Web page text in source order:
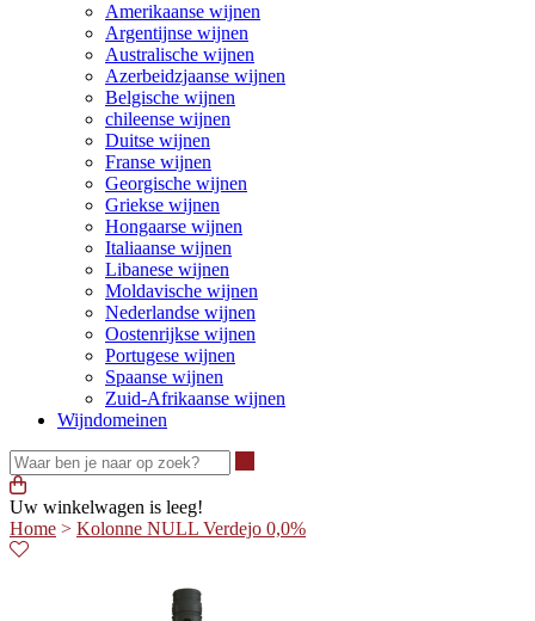
Amerikaanse wijnen
Argentijnse wijnen
Australische wijnen
Azerbeidzjaanse wijnen
Belgische wijnen
chileense wijnen
Duitse wijnen
Franse wijnen
Georgische wijnen
Griekse wijnen
Hongaarse wijnen
Italiaanse wijnen
Libanese wijnen
Moldavische wijnen
Nederlandse wijnen
Oostenrijkse wijnen
Portugese wijnen
Spaanse wijnen
Zuid-Afrikaanse wijnen
Wijndomeinen
Uw winkelwagen is leeg!
Home > Kolonne NULL Verdejo 0,0%